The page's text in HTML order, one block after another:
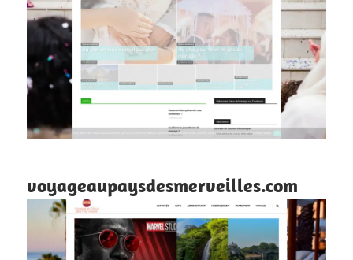
voyageaupaysdesmerveilles.com